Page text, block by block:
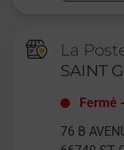
La
SAINT
Fermé
76 B